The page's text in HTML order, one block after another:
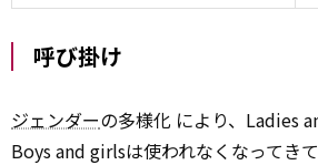
呼び掛け
ジェンダーの多様化 により、Ladies
Boys and girlsは使われなくなってきて